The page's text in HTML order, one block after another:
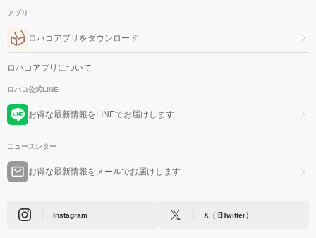
アプリ
ロハコアプリをダウンロード
ロハコアプリについて
ロハコ公式LINE
お得な最新情報をLINEでお届けします
ニュースレター
お得な最新情報をメールでお届けします
Instagram X（旧Twitter）